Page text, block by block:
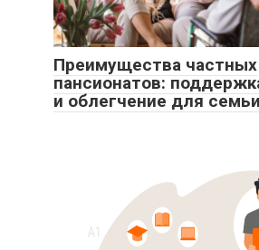
Преимущества частных
пансионатов:
и облегчение для